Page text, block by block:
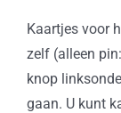
Kaartjes voor
zelf (alleen
knop
gaan. U kunt